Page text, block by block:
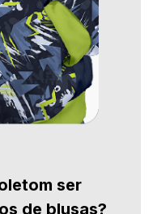
ser
de blusas?